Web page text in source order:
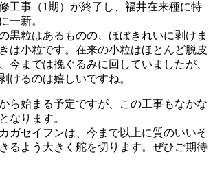
黒粒はあるものの、ほぼきれいに剥けま
は小粒です。在来の小粒はほとんど脱皮
今までは挽ぐるみに回していましたが、
けるのは嬉しいですね。
ら始まる予定ですが、この工事もなかな
なります。
ガセイフンは、今まで以上に質のいいそ
るよう大きく舵を切ります。ぜひご期待